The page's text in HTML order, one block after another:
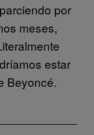
por
meses,
estar
Beyoncé.